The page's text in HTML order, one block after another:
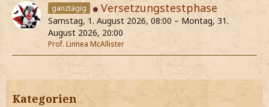
ganztägig Versetzungstestphase
Samstag, 1. August 2026, 08:00 – Montag, 31.
August 2026, 20:00
Prof. Linnea McAllister
Kategorien